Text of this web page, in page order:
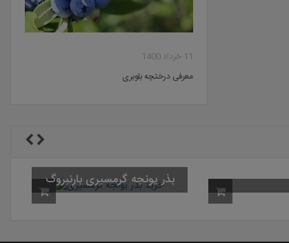
11 خرداد 1400
معرفی درختچه بلوبری
بذر یونجه گرمسیری بارنبروگ